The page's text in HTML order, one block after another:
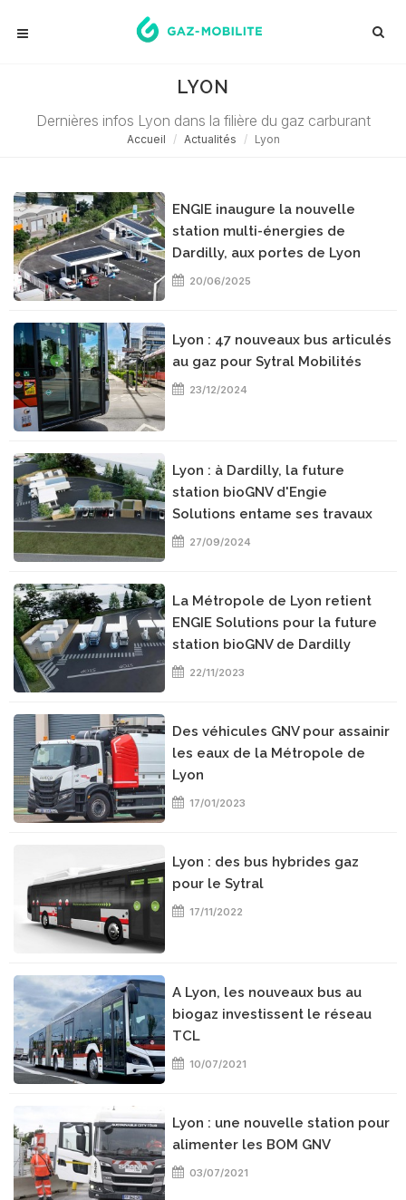
LYON
Dernières infos Lyon dans la filière du gaz carburant
Accueil Actualités Lyon
ENGIE inaugure la nouvelle
station multi-énergies de
Dardilly, aux portes de Lyon
20/06/2025
Lyon : 47 nouveaux bus articulés
au gaz pour Sytral Mobilités
23/12/2024
Lyon : à Dardilly, la future
station bioGNV d'Engie
Solutions entame ses travaux
27/09/2024
La Métropole de Lyon retient
ENGIE Solutions pour la future
station bioGNV de Dardilly
22/11/2023
Des véhicules GNV pour assainir
les eaux de la Métropole de
Lyon
17/01/2023
Lyon : des bus hybrides gaz
pour le Sytral
17/11/2022
A Lyon, les nouveaux bus au
biogaz investissent le réseau
TCL
10/07/2021
Lyon : une nouvelle station pour
alimenter les BOM GNV
03/07/2021